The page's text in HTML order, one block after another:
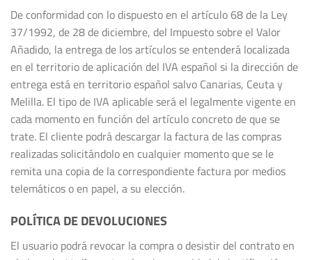
De conformidad con lo dispuesto en el artículo 68 de la Ley
37/1992, de 28 de diciembre, del Impuesto sobre el Valor
Añadido, la entrega de los artículos se entenderá localizada
en el territorio de aplicación del IVA español si la dirección de
entrega está en territorio español salvo Canarias, Ceuta y
Melilla. El tipo de IVA aplicable será el legalmente vigente en
cada momento en función del artículo concreto de que se
trate. El cliente podrá descargar la factura de las compras
realizadas solicitándolo en cualquier momento que se le
remita una copia de la correspondiente factura por medios
telemáticos o en papel, a su elección.
POLÍTICA DE DEVOLUCIONES
El usuario podrá revocar la compra o desistir del contrato en